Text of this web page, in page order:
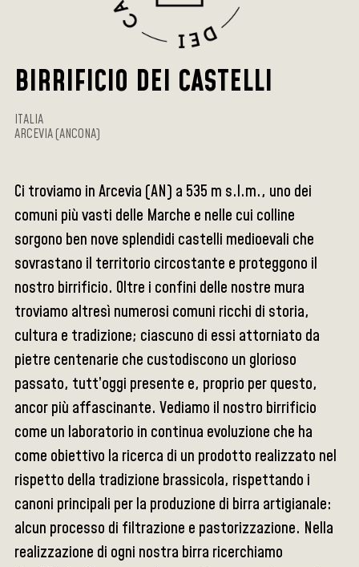
BIRRIFICIO DEI CASTELLI
ITALIA
ARCEVIA (ANCONA)
Ci troviamo in Arcevia (AN) a 535 m s.l.m., uno dei
comuni più vasti delle Marche e nelle cui colline
sorgono ben nove splendidi castelli medioevali che
sovrastano il territorio circostante e proteggono il
nostro birrificio. Oltre i confini delle nostre mura
troviamo altresì numerosi comuni ricchi di storia,
cultura e tradizione; ciascuno di essi attorniato da
pietre centenarie che custodiscono un glorioso
passato, tutt’oggi presente e, proprio per questo,
ancor più affascinante. Vediamo il nostro birrificio
come un laboratorio in continua evoluzione che ha
come obiettivo la ricerca di un prodotto realizzato nel
rispetto della tradizione brassicola, rispettando i
canoni principali per la produzione di birra artigianale:
alcun processo di filtrazione e pastorizzazione. Nella
realizzazione di ogni nostra birra ricerchiamo